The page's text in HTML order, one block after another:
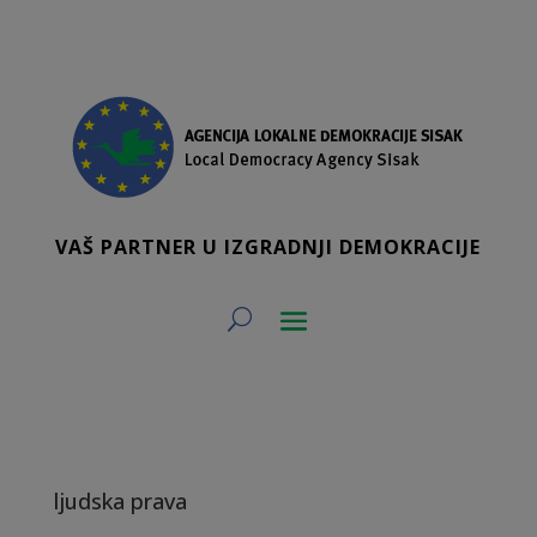
VAŠ PARTNER U IZGRADNJI DEMOKRACIJE
ljudska prava